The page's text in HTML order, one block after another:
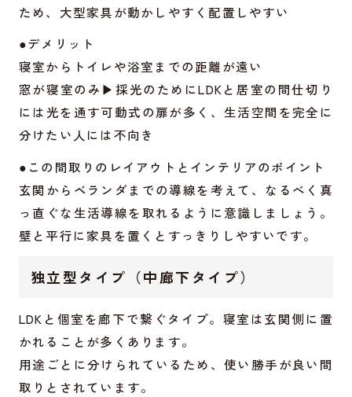
ため、大型家具が動かしやすく配置しやすい
●デメリット
寝室からトイレや浴室までの距離が遠い
窓が寝室のみ▶︎採光のためにLDKと居室の間仕切り
には光を通す可動式の扉が多く、生活空間を完全に
分けたい人には不向き
●この間取りのレイアウトとインテリアのポイント
玄関からベランダまでの導線を考えて、なるべく真
っ直ぐな生活導線を取れるように意識しましょう。
壁と平行に家具を置くとすっきりしやすいです。
独立型タイプ（中廊下タイプ）
LDKと個室を廊下で繋ぐタイプ。寝室は玄関側に置
かれることが多くあります。
用途ごとに分けられているため、使い勝手が良い間
取りとされています。